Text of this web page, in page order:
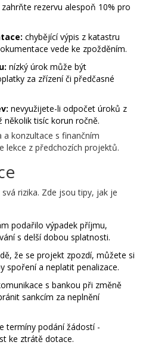
zahrňte rezervu alespoň 10% pro
chybějící výpis z katastru
vede ke zpožděním.
nízký úrok může být
za zřízení či předčasné
nevyužijete-li odpočet úroků z
tisíc korun ročně.
a konzultace s finančním
lekce z předchozích projektů.
rizika. Zde jsou tipy, jak je
podařilo výpadek příjmu,
s delší dobou splatnosti.
že se projekt zpozdí, můžete si
spoření a neplatit penalizace.
s bankou při změně
sankcím za neplnění
termíny podání žádostí -
ke ztrátě dotace.